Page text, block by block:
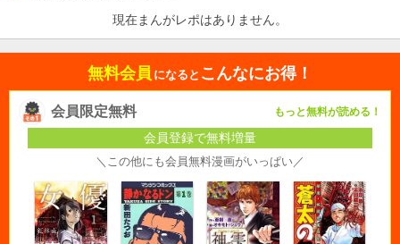
現在まんがレポはありません。
無料会員 になると こんなにお得！
会員限定無料 もっと無料が読める！
会員登録で無料増量
＼この他にも会員無料漫画がいっぱい／